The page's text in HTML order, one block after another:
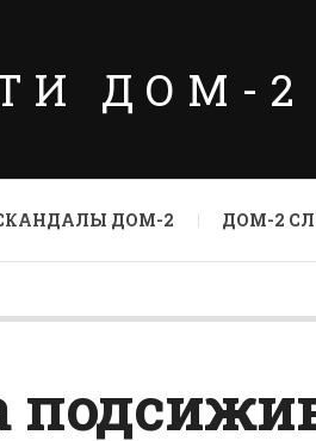
ДОМ-2
ДОМ-2 ДОМ-2